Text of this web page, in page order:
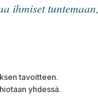
ihmiset tuntemaan,
tavoitteen.
yhdessä.